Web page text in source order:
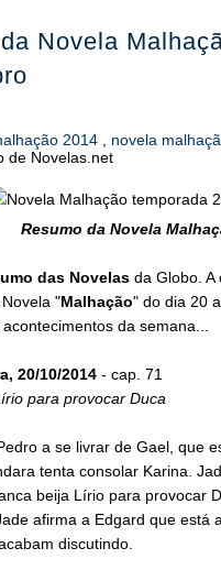
Novela
2014 novela
de Novelas.net
Resumo da Novela
das Novelasda Globo. A
"Malhação" do dia 20
da semana...
20/10/2014- cap. 71
para provocar Duca
a se livrar de Gael, que
tenta consolar Karina.
beija Lírio para provocar
afirma a Edgard que está
discutindo.